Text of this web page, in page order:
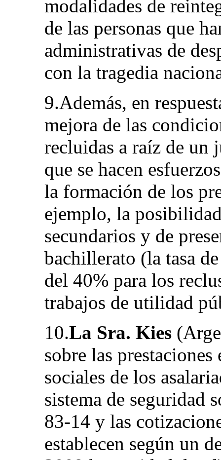
modalidades de
de las personas que
administrativas de
con la tragedia
9.Además, en
mejora de las
recluidas a raíz de un
que se hacen
la formación de los
ejemplo, la
secundarios y de
bachillerato (la tasa
del 40% para los
trabajos de utilidad
10.La Sra. Kies
sobre las
sociales de los
sistema de seguridad
83-14 y las
establecen según un